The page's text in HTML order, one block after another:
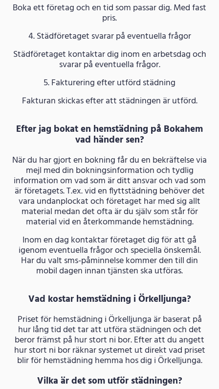
Boka ett företag och en tid som passar dig. Med fast
pris.
4. Städföretaget svarar på eventuella frågor
Städföretaget kontaktar dig inom en arbetsdag och
svarar på eventuella frågor.
5. Fakturering efter utförd städning
Fakturan skickas efter att städningen är utförd.
Efter jag bokat en hemstädning på Bokahem
vad händer sen?
När du har gjort en bokning får du en bekräftelse via
mejl med din bokningsinformation och tydlig
information om vad som är ditt ansvar och vad som
är företagets. T.ex. vid en flyttstädning behöver det
vara undanplockat och företaget har med sig allt
material medan det ofta är du själv som står för
material vid en återkommande hemstädning.
Inom en dag kontaktar företaget dig för att gå
igenom eventuella frågor och speciella önskemål.
Har du valt sms-påminnelse kommer den till din
mobil dagen innan tjänsten ska utföras.
Vad kostar hemstädning i Örkelljunga?
Priset för hemstädning i Örkelljunga är baserat på
hur lång tid det tar att utföra städningen och det
beror främst på hur stort ni bor. Efter att du angett
hur stort ni bor räknar systemet ut direkt vad priset
blir för hemstädning hemma hos dig i Örkelljunga.
Vilka är det som utför städningen?